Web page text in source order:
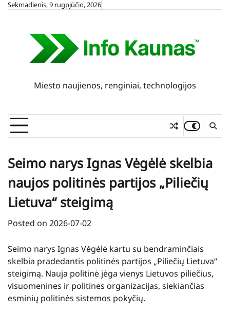
SkipSekmadienis, 9 rugpjūčio, 2026
Miesto naujienos, renginiai, technologijos
Seimo narys Ignas Vėgėlė skelbia
naujos politinės partijos „Piliečių
Lietuva“ steigimą
Posted on 2026-07-02
Seimo narys Ignas Vėgėlė kartu su bendraminčiais
skelbia pradedantis politinės partijos „Piliečių Lietuva“
steigimą. Nauja politinė jėga vienys Lietuvos piliečius,
visuomenines ir politines organizacijas, siekiančias
esminių politinės sistemos pokyčių.